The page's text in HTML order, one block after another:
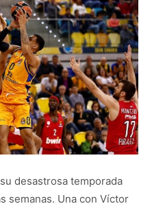
desastrosa temporada
semanas. Una con Víctor